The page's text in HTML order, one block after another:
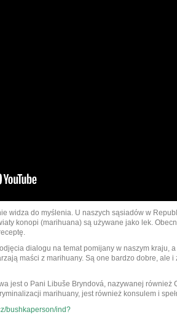
widza do myślenia. U naszych sąsiadów w
konopi (marihuana) są używane jako lek.
dialogu na temat pomijany w naszym kraju,
maści z marihuany. Są one bardzo dobre, ale
jest o Pani Libuše Bryndová, nazywanej również
marihuany, jest również konsulem i
bushkaperson/ind?